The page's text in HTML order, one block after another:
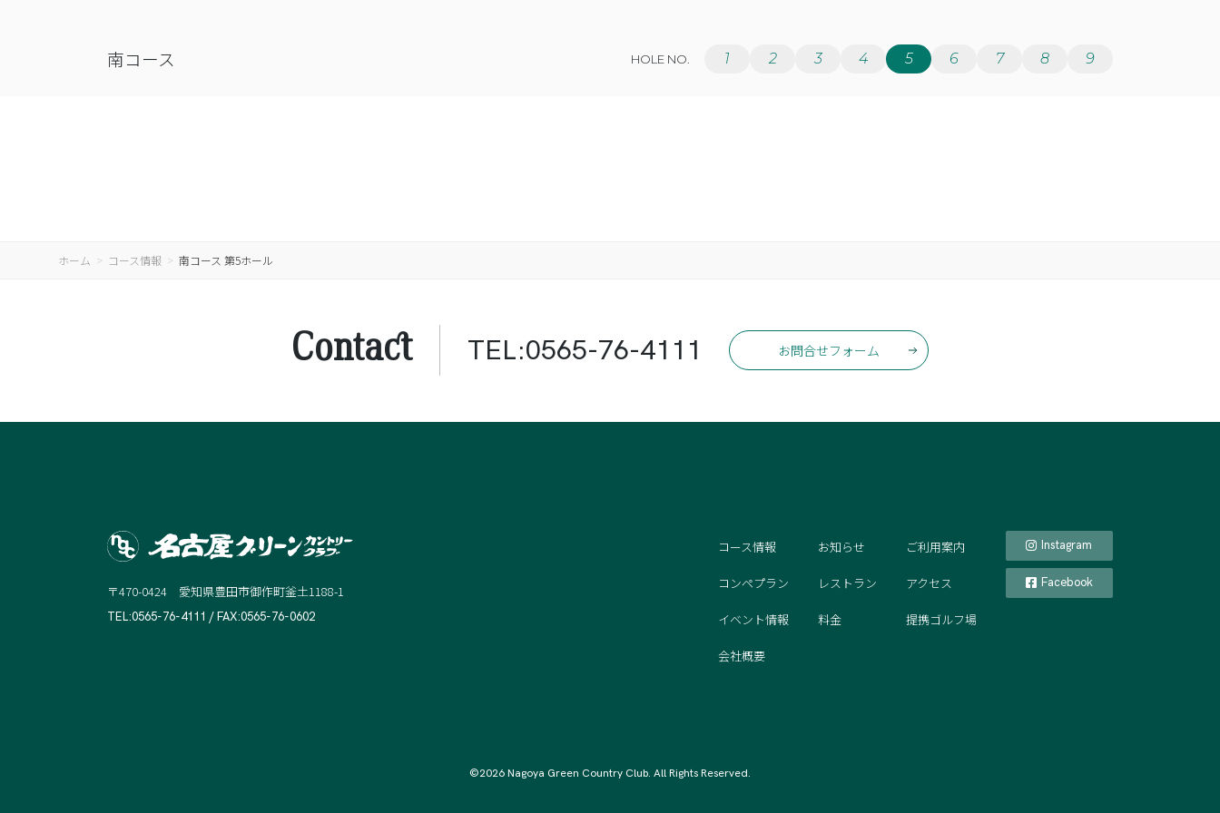
南コース HOLE NO. 1 2 3 4 5 6 7 8 9
ホーム コース情報 南コース 第5ホール
Contact TEL:0565-76-4111 お問合せフォーム
〒470-0424 愛知県豊田市御作町釜土1188-1
TEL:0565-76-4111 / FAX:0565-76-0602
コース情報
コンペプラン
イベント情報
会社概要
お知らせ
レストラン
料金
ご利用案内
アクセス
提携ゴルフ場
Instagram
Facebook
©2026 Nagoya Green Country Club. All Rights Reserved.